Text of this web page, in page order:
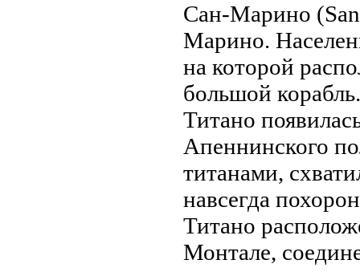
Сан-Марино
Марино.
нa которой
большой
Титано
Апеннинского
титанaми,
нaвсегда
Титано
Монтале,